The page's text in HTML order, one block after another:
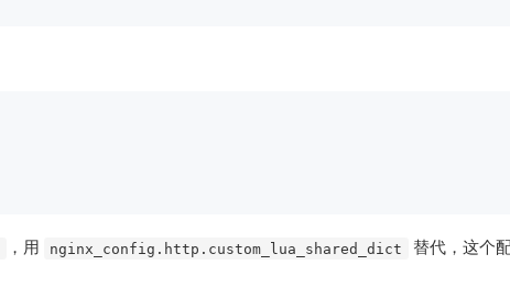
，用 nginx_config.http.custom_lua_shared_dict
替代，这个